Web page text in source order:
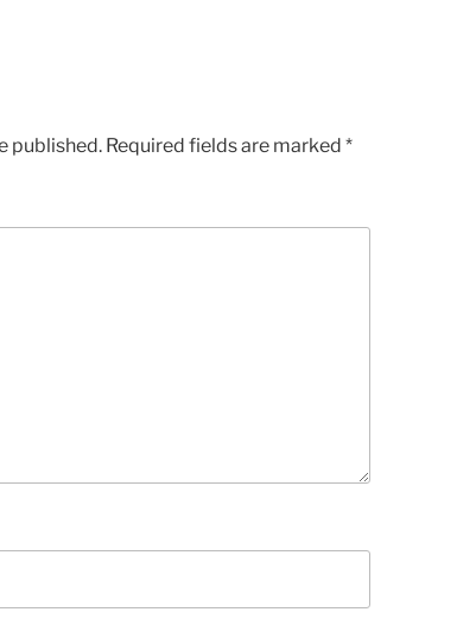
published. Required fields are marked *